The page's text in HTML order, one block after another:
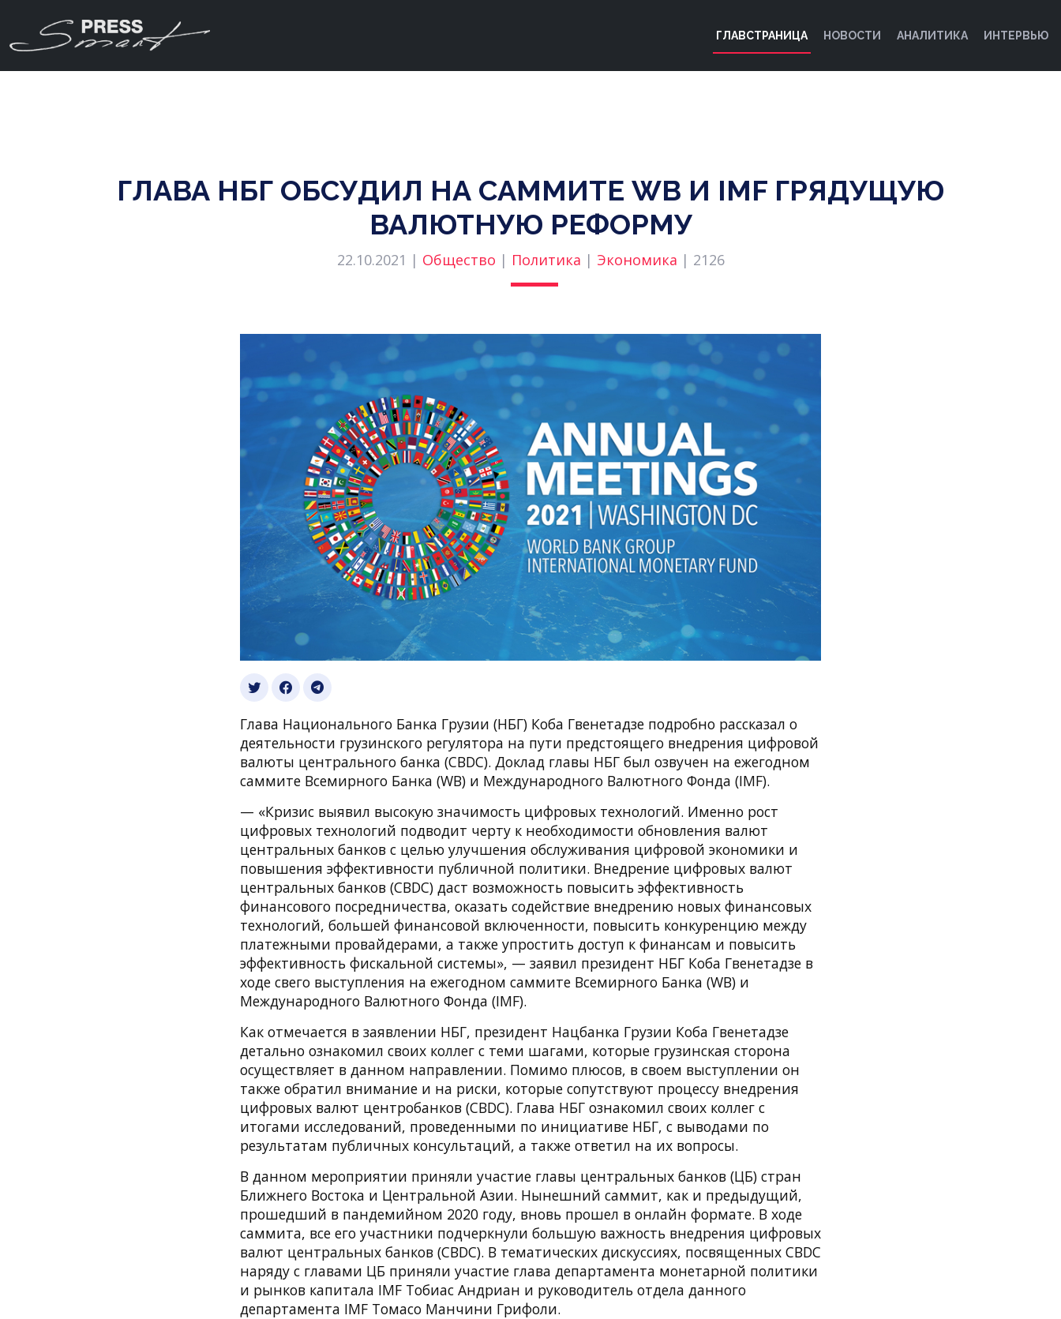
ГЛАВСТРАНИЦА НОВОСТИ АНАЛИТИКА ИНТЕРВЬЮ
ГЛАВА НБГ ОБСУДИЛ НА САММИТЕ WB И IMF ГРЯДУЩУЮ
ВАЛЮТНУЮ РЕФОРМУ
22.10.2021 | Общество | Политика | Экономика | 2126
Глава Национального Банка Грузии (НБГ) Коба Гвенетадзе подробно рассказал о
деятельности грузинского регулятора на пути предстоящего внедрения цифровой
валюты центрального банка (CBDC). Доклад главы НБГ был озвучен на ежегодном
саммите Всемирного Банка (WB) и Международного Валютного Фонда (IMF).
— «Кризис выявил высокую значимость цифровых технологий. Именно рост
цифровых технологий подводит черту к необходимости обновления валют
центральных банков с целью улучшения обслуживания цифровой экономики и
повышения эффективности публичной политики. Внедрение цифровых валют
центральных банков (CBDC) даст возможность повысить эффективность
финансового посредничества, оказать содействие внедрению новых финансовых
технологий, большей финансовой включенности, повысить конкуренцию между
платежными провайдерами, а также упростить доступ к финансам и повысить
эффективность фискальной системы», — заявил президент НБГ Коба Гвенетадзе в
ходе свего выступления на ежегодном саммите Всемирного Банка (WB) и
Международного Валютного Фонда (IMF).
Как отмечается в заявлении НБГ, президент Нацбанка Грузии Коба Гвенетадзе
детально ознакомил своих коллег с теми шагами, которые грузинская сторона
осуществляет в данном направлении. Помимо плюсов, в своем выступлении он
также обратил внимание и на риски, которые сопутствуют процессу внедрения
цифровых валют центробанков (CBDC). Глава НБГ ознакомил своих коллег с
итогами исследований, проведенными по инициативе НБГ, с выводами по
результатам публичных консультаций, а также ответил на их вопросы.
В данном мероприятии приняли участие главы центральных банков (ЦБ) стран
Ближнего Востока и Центральной Азии. Нынешний саммит, как и предыдущий,
прошедший в пандемийном 2020 году, вновь прошел в онлайн формате. В ходе
саммита, все его участники подчеркнули большую важность внедрения цифровых
валют центральных банков (CBDC). В тематических дискуссиях, посвященных CBDC
наряду с главами ЦБ приняли участие глава департамента монетарной политики
и рынков капитала IMF Тобиас Андриан и руководитель отдела данного
департамента IMF Томасо Манчини Грифоли.